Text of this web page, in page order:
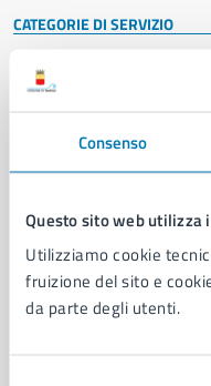
Consenso
Questo sito web utilizza
Utilizziamo cookie
fruizione del sito e
da parte degli utenti.
CATEGORIE DI SERVIZIO
Anagrafe e stato civile
Cultura e tempo libero
Giustizia e sicurezza
Imprese e commercio
Salute, benessere e
Servizi Cimiteriali
Vita lavorativa